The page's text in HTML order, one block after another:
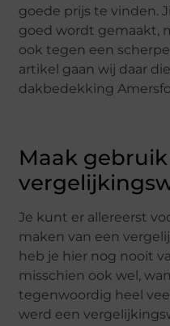
goede prijs te vinden.
goed wordt gemaakt,
ook tegen een
artikel gaan wij daar
dakbedekking
Maak
Je kunt er allereerst
maken van een
heb je hier nog nooit
misschien ook wel,
tegenwoordig heel
werd een